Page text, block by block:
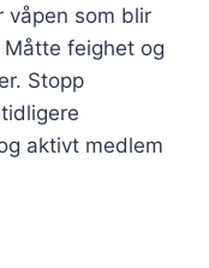
våpen som blir
feighet og
Stopp
aktivt medlem